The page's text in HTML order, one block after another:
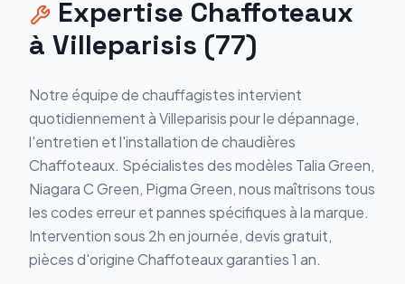
Expertise Chaffoteaux
à Villeparisis (77)
Notre équipe de chauffagistes intervient
quotidiennement àVilleparisispour le dépannage,
l'entretien et l'installation de chaudières
Chaffoteaux. Spécialistes des modèles Talia Green,
Niagara C Green, Pigma Green, nous maîtrisons tous
les codes erreur et pannes spécifiques à la marque.
Intervention sous 2h en journée, devis gratuit,
pièces d'origineChaffoteauxgaranties 1 an.